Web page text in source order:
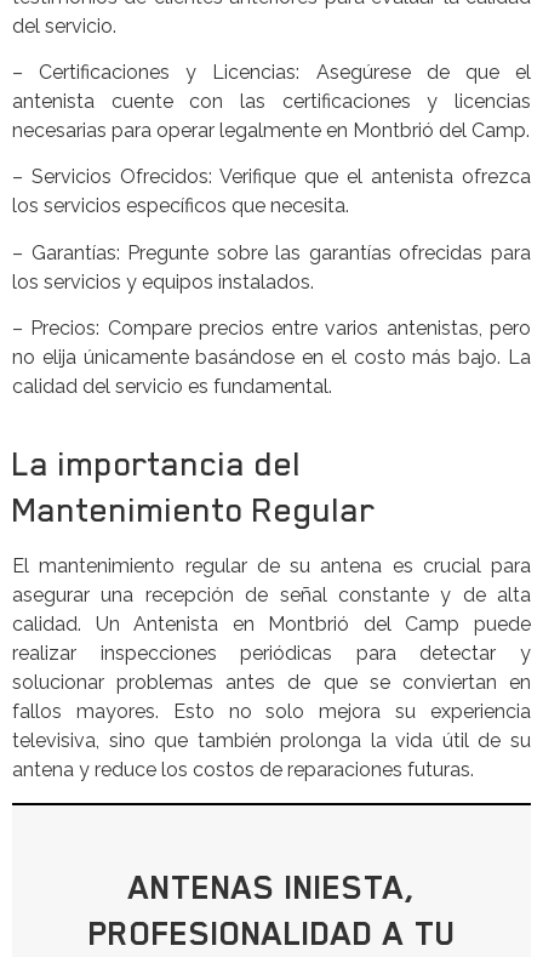
del servicio.
– Certificaciones y Licencias: Asegúrese de que el
antenista cuente con las certificaciones y licencias
necesarias para operar legalmente en Montbrió del Camp.
– Servicios Ofrecidos: Verifique que el antenista ofrezca
los servicios específicos que necesita.
– Garantías: Pregunte sobre las garantías ofrecidas para
los servicios y equipos instalados.
– Precios: Compare precios entre varios antenistas, pero
no elija únicamente basándose en el costo más bajo. La
calidad del servicio es fundamental.
La importancia del
Mantenimiento Regular
El mantenimiento regular de su antena es crucial para
asegurar una recepción de señal constante y de alta
calidad. Un Antenista en Montbrió del Camp puede
realizar inspecciones periódicas para detectar y
solucionar problemas antes de que se conviertan en
fallos mayores. Esto no solo mejora su experiencia
televisiva, sino que también prolonga la vida útil de su
antena y reduce los costos de reparaciones futuras.
ANTENAS INIESTA,
PROFESIONALIDAD A TU